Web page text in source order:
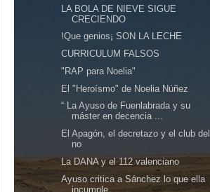
LA BOLA DE NIEVE SIGUE
CRECIENDO
!Que genios¡ SON LA LECHE
CURRICULUM FALSOS
"RAP para Noelia"
El "Heroísmo" de Noelia Núñez
“ La Ayuso de Fuenlabrada y su
máster en decencia ...
El Apagón, el decretazo y el club del
no
La DANA y el 112 valenciano
Ayuso critica a Sánchez lo que ella
incumple